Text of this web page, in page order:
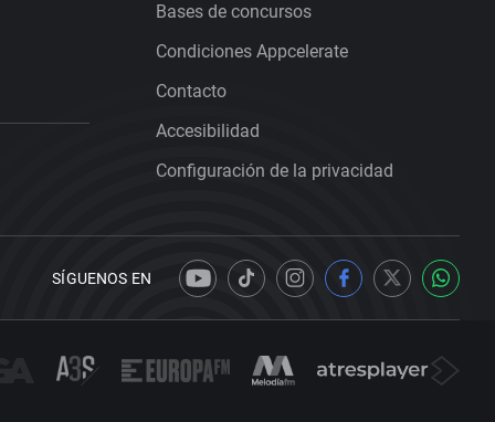
Bases de concursos
Condiciones Appcelerate
Contacto
Accesibilidad
Configuración de la privacidad
SÍGUENOS EN